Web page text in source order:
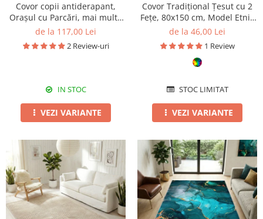
Covor copii antiderapant,
Orașul cu Parcări, mai multe
dimensiuni
de la 117,00 Lei
2 Review-uri
IN STOC
VEZI VARIANTE
Covor Tradițional Țesut cu 2
Fețe, 80x150 cm, Model Etnic
Maro-Bej
de la 46,00 Lei
1 Review
STOC LIMITAT
VEZI VARIANTE